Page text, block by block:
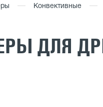
Конвективные
ДЛЯ